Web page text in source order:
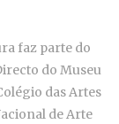
faz parte do
do Museu
das Artes
de Arte